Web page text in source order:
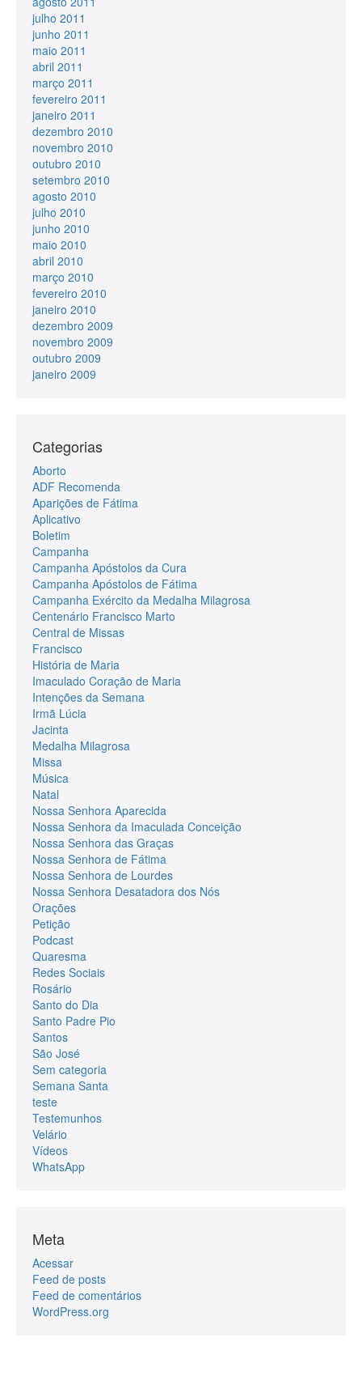
julho 2011
junho 2011
maio 2011
abril 2011
março 2011
fevereiro 2011
janeiro 2011
dezembro 2010
novembro 2010
outubro 2010
setembro 2010
agosto 2010
julho 2010
junho 2010
maio 2010
abril 2010
março 2010
fevereiro 2010
janeiro 2010
dezembro 2009
novembro 2009
outubro 2009
janeiro 2009
Categorias
Aborto
ADF Recomenda
Aparições de Fátima
Aplicativo
Boletim
Campanha
Campanha Apóstolos da Cura
Campanha Apóstolos de Fátima
Campanha Exército da Medalha Milagrosa
Centenário Francisco Marto
Central de Missas
Francisco
História de Maria
Imaculado Coração de Maria
Intenções da Semana
Irmã Lúcia
Jacinta
Medalha Milagrosa
Missa
Música
Natal
Nossa Senhora Aparecida
Nossa Senhora da Imaculada Conceição
Nossa Senhora das Graças
Nossa Senhora de Fátima
Nossa Senhora de Lourdes
Nossa Senhora Desatadora dos Nós
Orações
Petição
Podcast
Quaresma
Redes Sociais
Rosário
Santo do Dia
Santo Padre Pio
Santos
São José
Sem categoria
Semana Santa
teste
Testemunhos
Velário
Vídeos
WhatsApp
Meta
Acessar
Feed de posts
Feed de comentários
WordPress.org